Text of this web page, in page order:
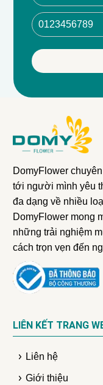
DomyFlower
tới người mình yêu
đa dạng về nhiều
DomyFlower mong
những trải nghiệm
cách trọn vẹn đến
LIÊN KẾT TRANG
Liên hệ
Giới thiệu